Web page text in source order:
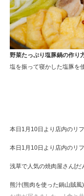
野菜たっぷり塩豚鍋の作り
塩を振って寝かした塩豚を
本日1月10日より店内のリ
本日1月10日より店内のリ
浅草で人気の焼肉屋さん[だ
熊汁(熊肉を使った鍋山賊風